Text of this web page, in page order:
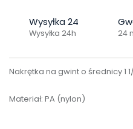
Wysyłka 24
Wysyłka 24h 24
Nakrętka na gwint o średnicy 1
Materiał: PA (nylon)